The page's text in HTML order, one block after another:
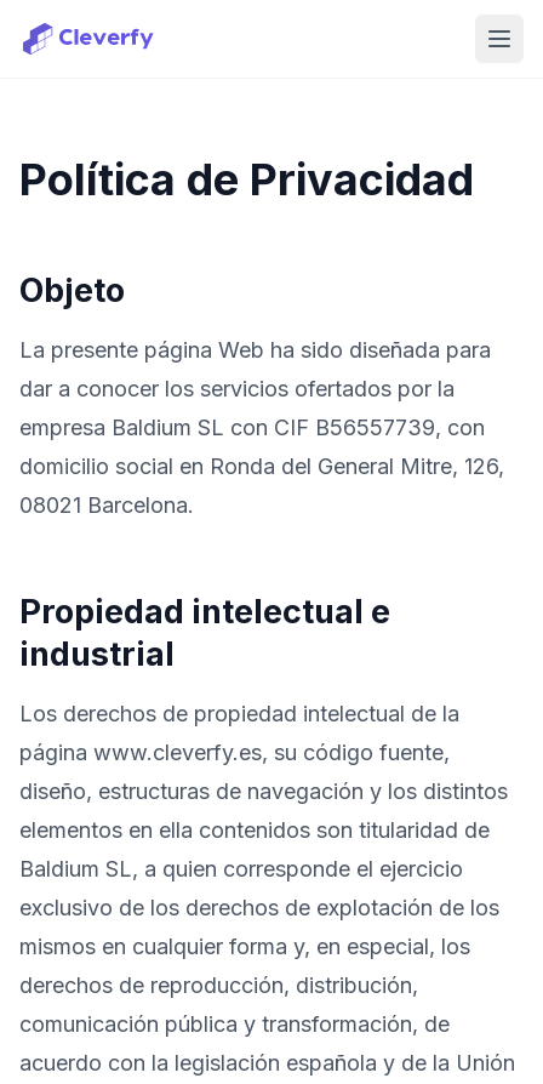
Pruébalo gratis
Política de Privacidad
Objeto
La presente página Web ha sido diseñada para
dar a conocer los servicios ofertados por la
empresa Baldium SL con CIF B56557739, con
domicilio social en Ronda del General Mitre, 126,
08021 Barcelona.
Propiedad intelectual e
industrial
Los derechos de propiedad intelectual de la
página www.cleverfy.es, su código fuente,
diseño, estructuras de navegación y los distintos
elementos en ella contenidos son titularidad de
Baldium SL, a quien corresponde el ejercicio
exclusivo de los derechos de explotación de los
mismos en cualquier forma y, en especial, los
derechos de reproducción, distribución,
comunicación pública y transformación, de
acuerdo con la legislación española y de la Unión